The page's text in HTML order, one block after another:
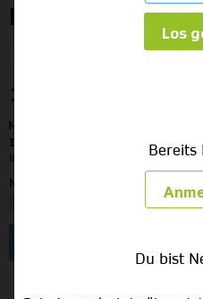
Mio Mio
12 x 0,5l Glas
14,49 €
MEHRWEG
Inhalt:
6 Liter (2,42 € / 1 Liter)
inkl. MwSt.
zzgl. Versandkosten
Menge:
Los
Bereits
Du bist